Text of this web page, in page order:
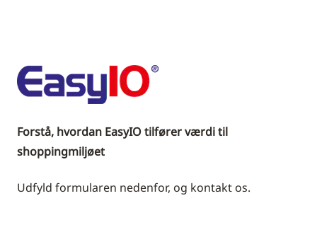
Forstå, hvordan EasyIO tilfører værdi til
shoppingmiljøet
Udfyld formularen nedenfor, og kontakt os.